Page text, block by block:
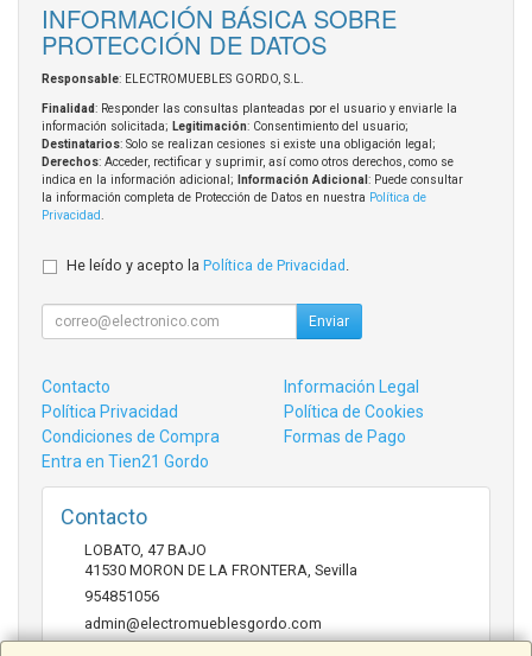
INFORMACIÓN BÁSICA SOBRE
PROTECCIÓN DE DATOS
Responsable: ELECTROMUEBLES GORDO, S.L.
Finalidad: Responder las consultas planteadas por el usuario y enviarle la
información solicitada; Legitimación: Consentimiento del usuario;
Destinatarios: Solo se realizan cesiones si existe una obligación legal;
Derechos: Acceder, rectificar y suprimir, así como otros derechos, como se
indica en la información adicional;
Información Adicional : Puede consultar
la información completa de Protección de Datos en nuestra Política de
Privacidad
He leído y acepto la Política de Privacidad .
Enviar
Contacto
Información Legal
Política Privacidad
Política de Cookies
Condiciones de Compra
Formas de Pago
Entra en Tien21 Gordo
Contacto
LOBATO, 47 BAJO
41530 MORON DE LA FRONTERA, Sevilla
954851056
admin@electromueblesgordo.com